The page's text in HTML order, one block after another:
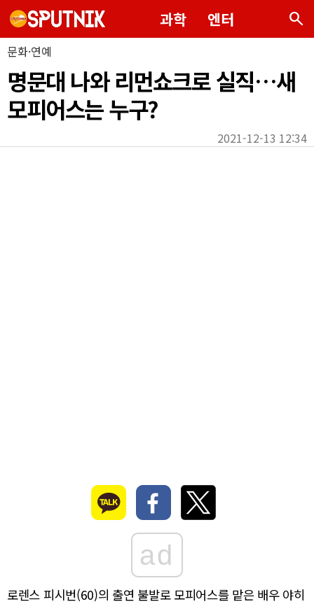
과학 엔터 search
문화·연예
명문대 나와 리먼쇼크로 실직…새
모피어스는 누구?
2021-12-13 12:34
ad
로렌스 피시번(60)의 출연 불발로 모피어스를 맡은 배우 야히